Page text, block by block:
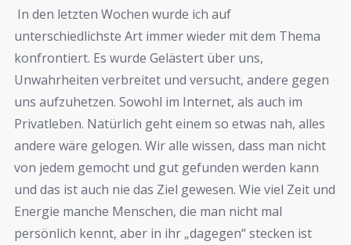
In den letzten Wochen wurde ich auf
unterschiedlichste Art immer wieder mit dem Thema
konfrontiert. Es wurde Gelästert über uns,
Unwahrheiten verbreitet und versucht, andere gegen
uns aufzuhetzen. Sowohl im Internet, als auch im
Privatleben. Natürlich geht einem so etwas nah, alles
andere wäre gelogen. Wir alle wissen, dass man nicht
von jedem gemocht und gut gefunden werden kann
und das ist auch nie das Ziel gewesen. Wie viel Zeit und
Energie manche Menschen, die man nicht mal
persönlich kennt, aber in ihr „dagegen“ stecken ist